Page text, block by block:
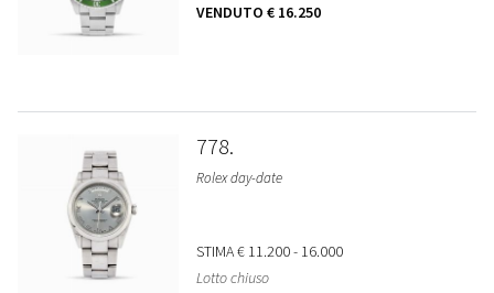
VENDUTO € 16.250
778
Rolex day-date
STIMA€ 11.200 - 16.000
Lotto chiuso